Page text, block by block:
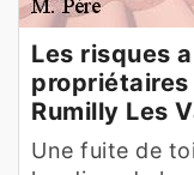
Les risques
Rumilly Les
Une fuite de